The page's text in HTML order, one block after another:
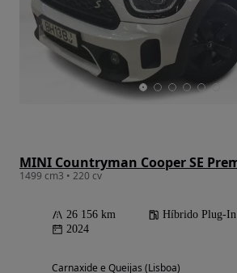
1499 cm3 • 220 cv
26 156 km Híbrido Plug-In
2024
Carnaxide e Queijas (Lisboa)